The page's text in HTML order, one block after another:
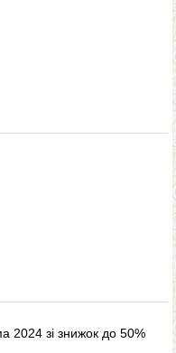
2024 зі знижок до 50%